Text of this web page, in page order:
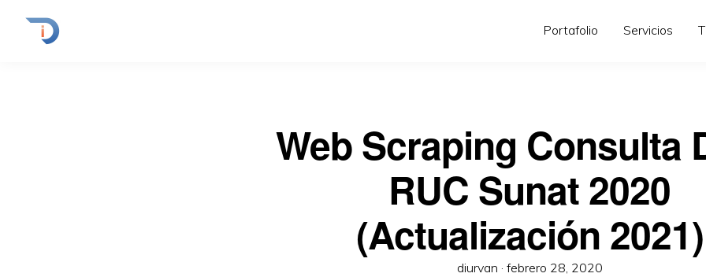
Portafolio Servicios
Web Scraping Consulta
RUC Sunat 2020
(Actualización 2021)
diurvan · febrero 28, 2020